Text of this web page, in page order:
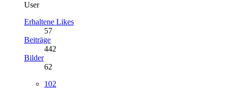
User
Erhaltene Likes
57
Beiträge
442
Bilder
62
102